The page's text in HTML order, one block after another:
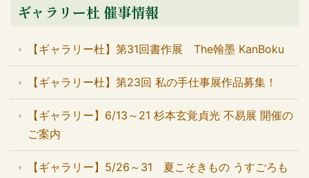
ギャラリー杜 催事情報
【ギャラリー杜】第31回書作展 The翰墨 KanBoku
【ギャラリー杜】第23回 私の手仕事展作品募集！
【ギャラリー】6/13～21 杉本玄覚貞光 不易展 開催の
ご案内
【ギャラリー】5/26～31 夏こそきもの うすごろも